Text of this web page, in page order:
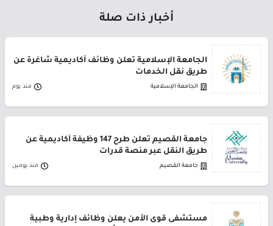
أخبار ذات صلة
الجامعة الإسلامية تعلن وظائف أكاديمية شاغرة عن
طريق نقل الخدمات
الجامعة الإسلامية منذ يوم
جامعة القصيم تعلن طرح 147 وظيفة أكاديمية عن
طريق النقل عبر منصة قدرات
جامعة القصيم منذ يومين
مستشفى قوى الأمن يعلن وظائف إدارية وطبية